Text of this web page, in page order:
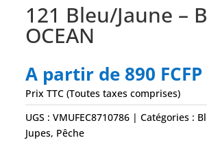
121 Bleu/Jaune –
OCEAN
A partir de 890 FCFP
Prix TTC (Toutes taxes comprises)
UGS : VMUFEC8710786 Catégories :
Jupes, Pêche